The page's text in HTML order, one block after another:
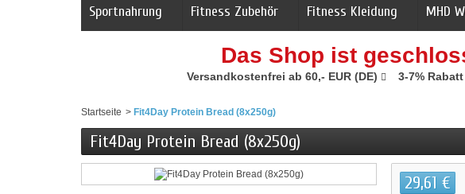
Sportnahrung Fitness Zubehör Fitness Kleidung MHD
Das Shop ist
Versandkostenfrei ab 60,- EUR (DE) 3-7%
Startseite > Fit4Day Protein Bread (8x250g)
Fit4Day Protein Bread (8x250g)
29,61 €